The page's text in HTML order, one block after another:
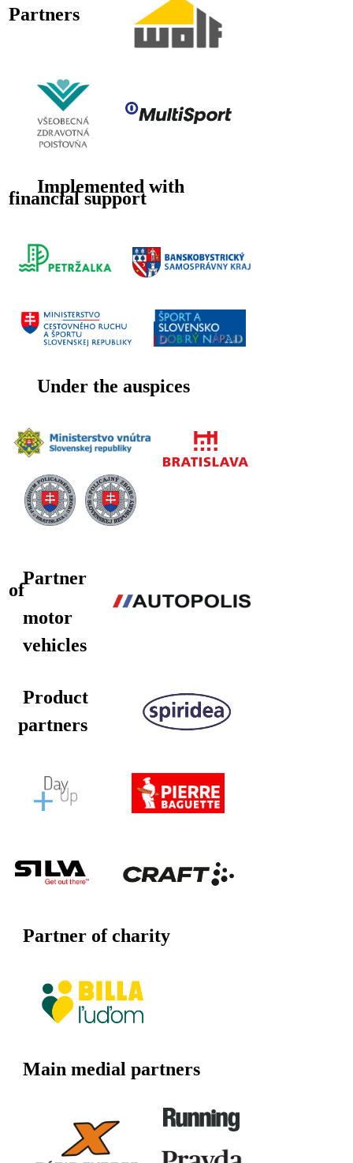
Partners
Implemented with
financial support
Under the auspices
Partner
of
motor
vehicles
Product
partners
Partner of charity
Main medial partners